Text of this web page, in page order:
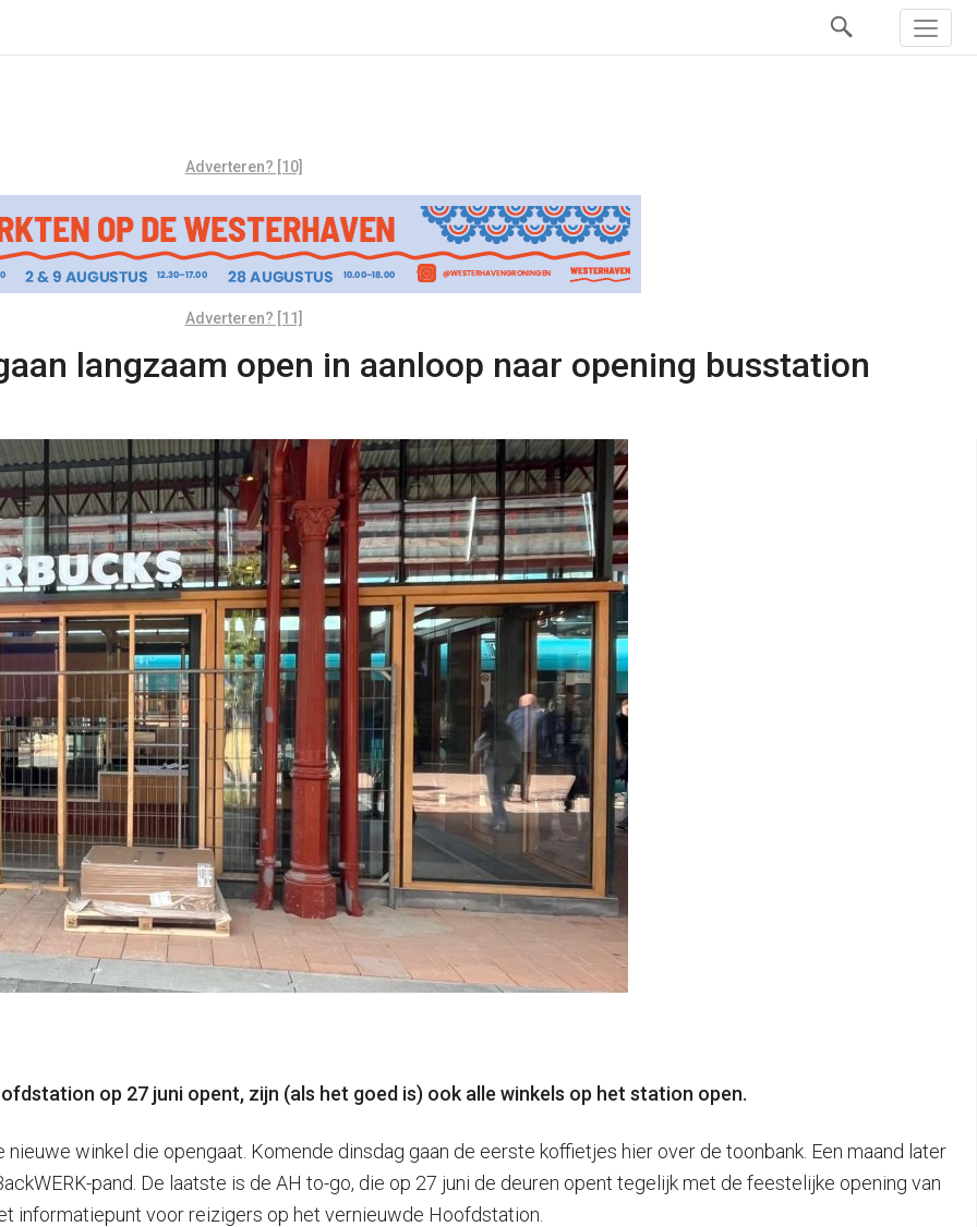
Adverteren? [10]
Adverteren? [11]
langzaam open in aanloop naar opening busstation
op 27 juni opent, zijn (als het goed is) ook alle winkels op het station open.
winkel die opengaat. Komende dinsdag gaan de eerste koffietjes hier over de toonbank. Een maand later
pand. De laatste is de AH to-go, die op 27 juni de deuren opent tegelijk met de feestelijke opening van
informatiepunt voor reizigers op het vernieuwde Hoofdstation.